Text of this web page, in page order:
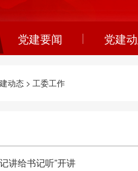
党建要闻 党建
动态 > 工委工作
讲给书记听”开讲